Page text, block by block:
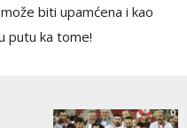
biti upamćena i kao
putu ka tome!
0